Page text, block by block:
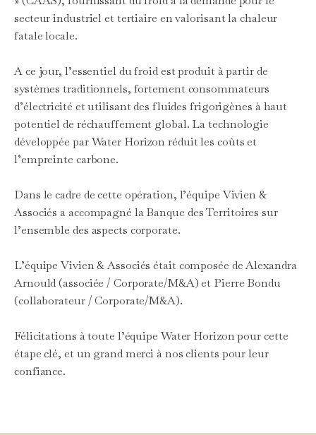
secteur industriel et tertiaire en valorisant la chaleur
fatale locale.
A ce jour, l’essentiel du froid est produit à partir de
systèmes traditionnels, fortement consommateurs
d’électricité et utilisant des fluides frigorigènes à haut
potentiel de réchauffement global. La technologie
développée par Water Horizon réduit les coûts et
l’empreinte carbone.
Dans le cadre de cette opération, l’équipe Vivien &
Associés a accompagné la Banque des Territoires sur
l’ensemble des aspects corporate.
L’équipe Vivien & Associés était composée de Alexandra
Arnould (associée / Corporate/M&A) et Pierre Bondu
(collaborateur / Corporate/M&A).
Félicitations à toute l’équipe Water Horizon pour cette
étape clé, et un grand merci à nos clients pour leur
confiance.